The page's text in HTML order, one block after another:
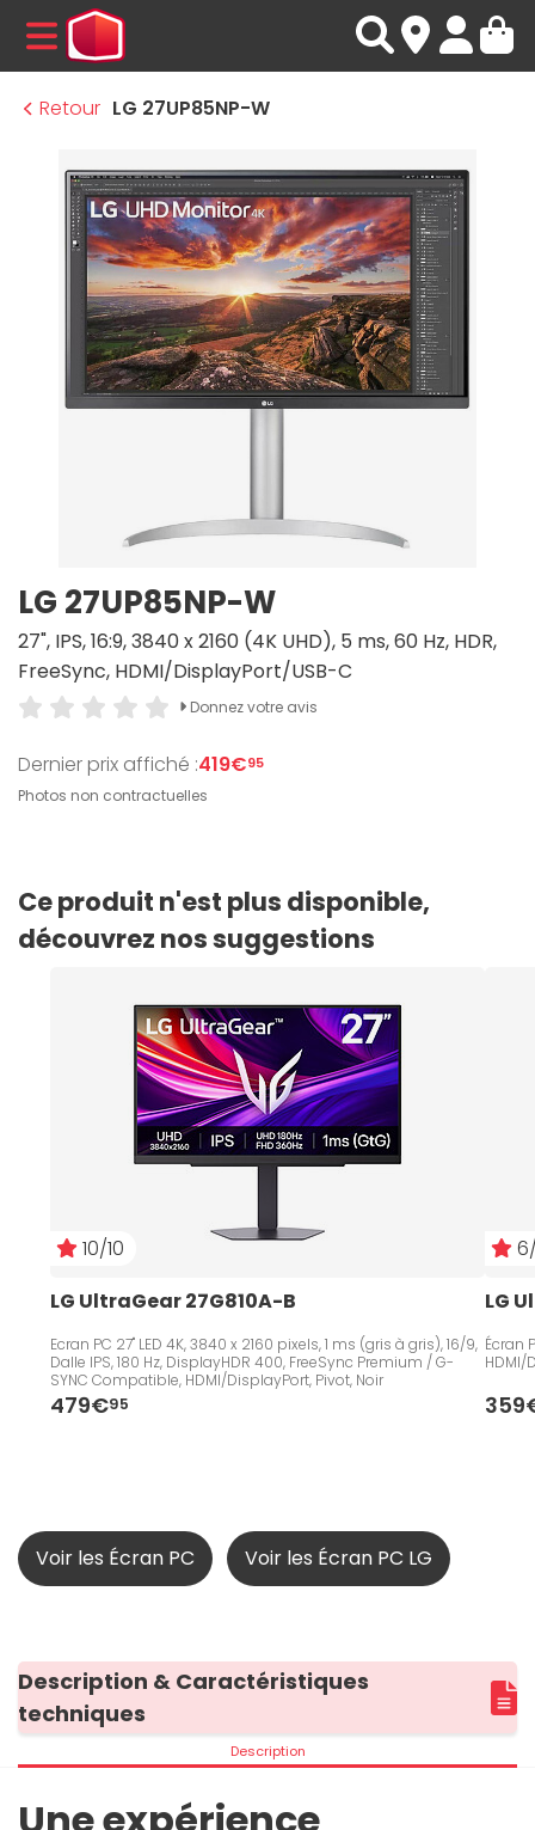
MENU
Retour LG 27UP85NP-W
LG 27UP85NP-W
27", IPS, 16:9, 3840 x 2160 (4K UHD), 5 ms, 60 Hz, HDR,
FreeSync, HDMI/DisplayPort/USB-C
Donnez votre avis
Dernier prix affiché :419€95
Photos non contractuelles
Ce produit n'est plus disponible,
découvrez nos suggestions
10/10
LG UltraGear 27G810A-B
Ecran PC 27" LED 4K, 3840 x 2160 pixels, 1 ms (gris à gris), 16/9,
Dalle IPS, 180 Hz, DisplayHDR 400, FreeSync Premium / G-
SYNC Compatible, HDMI/DisplayPort, Pivot, Noir
479€95
LG
Écran
HDMI/
Voir les Écran PC Voir les Écran PC LG
Description & Caractéristiques
techniques
Description